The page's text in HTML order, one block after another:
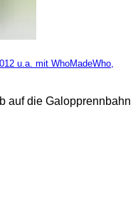
u.a. mit WhoMadeWho,
auf die Galopprennbahn